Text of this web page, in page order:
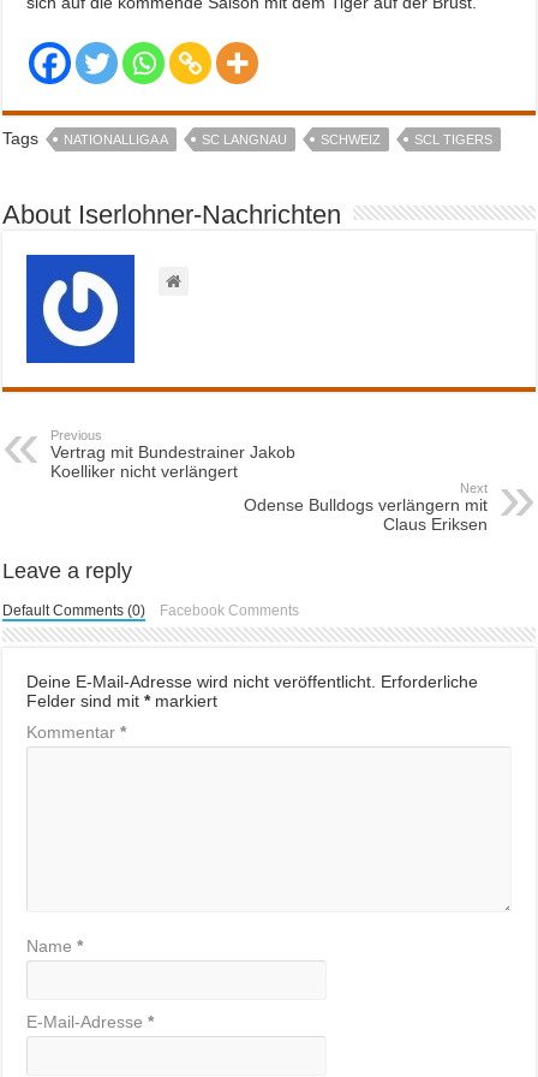
Tags NATIONALLIGA A SC LANGNAU SCHWEIZ SCL TIGERS
About Iserlohner-Nachrichten
Previous
Vertrag mit Bundestrainer Jakob
Koelliker nicht verlängert
Next
Odense Bulldogs verlängern mit
Claus Eriksen
Leave a reply
Default Comments (0) Facebook Comments
Deine E-Mail-Adresse wird nicht veröffentlicht. Erforderliche
Felder sind mit*markiert
Kommentar*
Name*
E-Mail-Adresse*